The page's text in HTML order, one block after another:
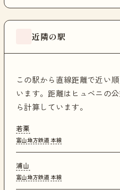
近隣の駅
この駅から直線距離で近い
います。距離はヒュベニの
ら計算しています。
若栗
富山地方鉄道 本線
浦山
富山地方鉄道 本線